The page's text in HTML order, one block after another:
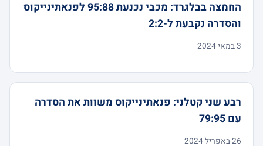
החמצה בבלגרד: מכבי נכנעת 95:88 לפנאתינייקוס
והסדרה נקבעת ל-2:2
3 במאי 2024
רבע שני קטלני: פנאתינייקוס משוות את הסדרה
עם 79:95
26 באפריל 2024